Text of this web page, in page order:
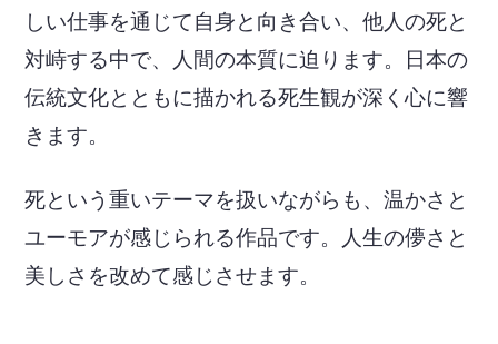
しい仕事を通じて自身と向き合い、他人の死と
対峙する中で、人間の本質に迫ります。日本の
伝統文化とともに描かれる死生観が深く心に響
きます。
死という重いテーマを扱いながらも、温かさと
ユーモアが感じられる作品です。人生の儚さと
美しさを改めて感じさせます。